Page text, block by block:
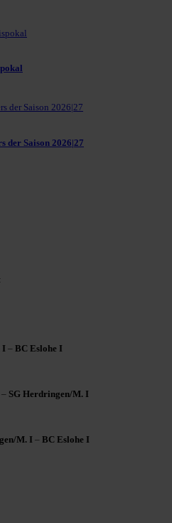
der Saison 2026|27
– BC Eslohe I
– SG Herdringen/M. I
M. I – BC Eslohe I